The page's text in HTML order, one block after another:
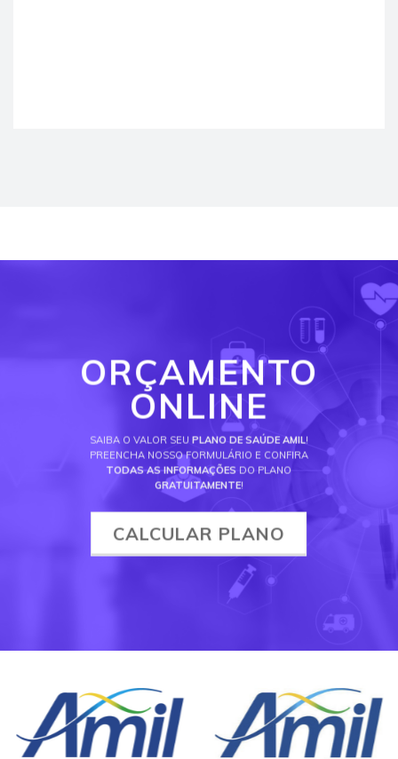
ORÇAMENTO
ONLINE
SAIBA O VALOR SEU PLANO DE SAÚDE AMIL!
PREENCHA NOSSO FORMULÁRIO E CONFIRA
TODAS AS INFORMAÇÕES DO PLANO
GRATUITAMENTE!
CALCULAR PLANO